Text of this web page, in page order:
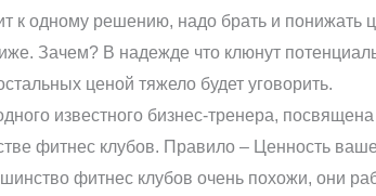
к одному решению, надо брать и понижать
Зачем? В надежде что клюнут
ценой тяжело будет уговорить.
известного бизнес-тренера,
фитнес клубов. Правило – Ценность
фитнес клубов очень похожи, они